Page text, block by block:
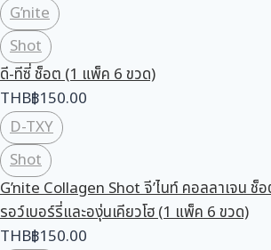
G’nite
Shot
ดี-ทีซี่ ช็อต (1 แพ็ค 6 ขวด)
THB฿150.00
D-TXY
Shot
G’nite Collagen Shot จี’ไนท์ คอลลาเจน
รอว์เบอร์รี่และองุ่นเคียวโฮ (1 แพ็ค 6 ขวด)
THB฿150.00